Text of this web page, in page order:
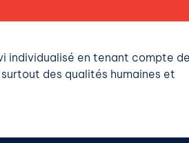
individualisé en tenant compte
des qualités humaines et